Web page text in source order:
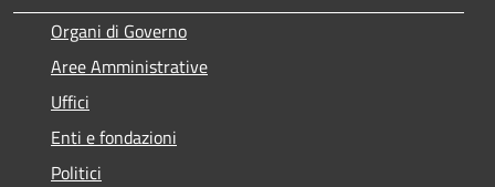
Organi di Governo
Aree Amministrative
Uffici
Enti e fondazioni
Politici